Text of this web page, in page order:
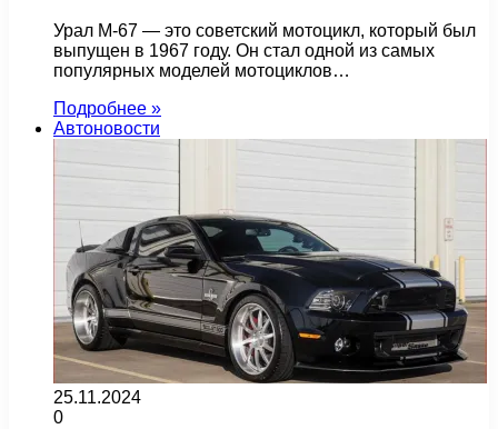
Урал М-67 — это советский мотоцикл, который был
выпущен в 1967 году. Он стал одной из самых
популярных моделей мотоциклов…
Подробнее »
Автоновости
25.11.2024
0